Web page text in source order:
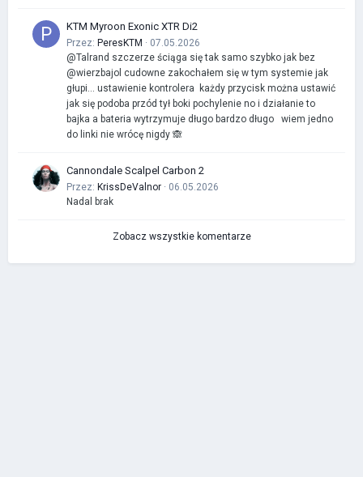
KTM Myroon Exonic XTR Di2
Przez: PeresKTM · 07.05.2026
@Talrand szczerze ściąga się tak samo szybko jak bez
@wierzbajol cudowne zakochałem się w tym systemie jak
głupi… ustawienie kontrolera każdy przycisk można ustawić
jak się podoba przód tył boki pochylenie no i działanie to
bajka a bateria wytrzymuje długo bardzo długo wiem jedno
do linki nie wrócę nigdy 🙈
Cannondale Scalpel Carbon 2
Przez: KrissDeValnor · 06.05.2026
Nadal brak
Zobacz wszystkie komentarze